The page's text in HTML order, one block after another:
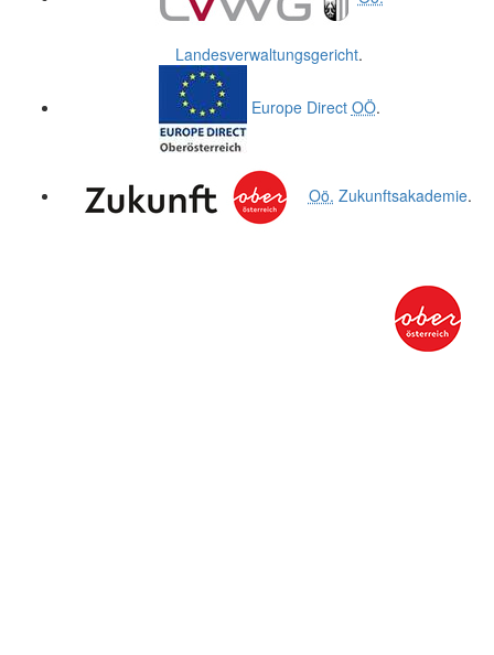
Landesverwaltungsgericht.
Europe Direct OÖ.
Oö. Zukunftsakademie.